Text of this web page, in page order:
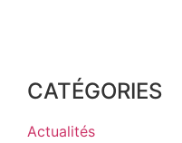
CATÉGORIES
Actualités